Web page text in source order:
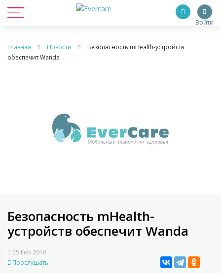
Войти
Главная Новости
Безопасность mHealth-устройств
обеспечит Wanda
Безопасность mHealth-
устройств обеспечит Wanda
25 Feb 2016
Прослушать